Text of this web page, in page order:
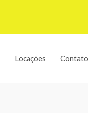
Locações Contato